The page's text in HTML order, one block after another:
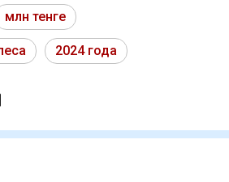
млн тенге
2024 года